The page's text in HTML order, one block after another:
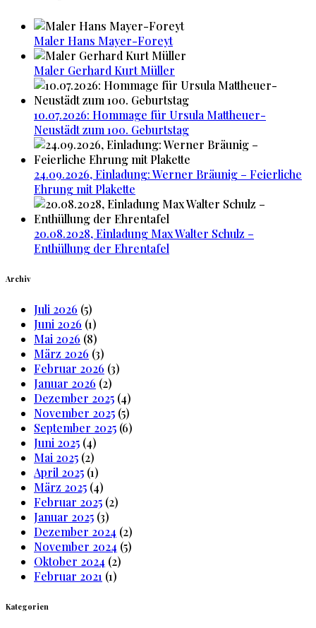
Maler Hans Mayer-Foreyt
Maler Gerhard Kurt Müller
10.07.2026: Hommage für Ursula Mattheuer-
Neustädt zum 100. Geburtstag
24.09.2026, Einladung: Werner Bräunig – Feierliche
Ehrung mit Plakette
20.08.2028, Einladung Max Walter Schulz –
Enthüllung der Ehrentafel
Archiv
Juli 2026 (5)
Juni 2026 (1)
Mai 2026 (8)
März 2026 (3)
Februar 2026 (3)
Januar 2026 (2)
Dezember 2025 (4)
November 2025 (5)
September 2025 (6)
Juni 2025 (4)
Mai 2025 (2)
April 2025 (1)
März 2025 (4)
Februar 2025 (2)
Januar 2025 (3)
Dezember 2024 (2)
November 2024 (5)
Oktober 2024 (2)
Februar 2021 (1)
Kategorien